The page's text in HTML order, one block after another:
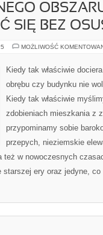
SIĘ BEZ
MOŻLIWOŚĆ
Kiedy tak właściwie
obrębu czy budynku nie
Kiedy tak właściwie
zdobieniach mieszkania z
przypominamy sobie
przepych, nieziemskie
w nowoczesnych
ery oraz jedyne, co